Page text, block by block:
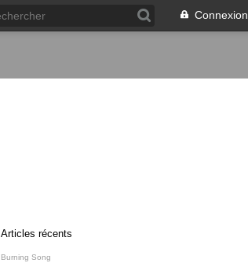
Connexion
Articles récents
Burning Song